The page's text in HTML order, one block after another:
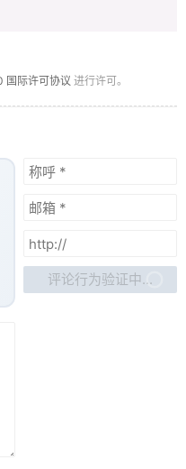
国际许可协议 进行许可。
评论行为验证中...